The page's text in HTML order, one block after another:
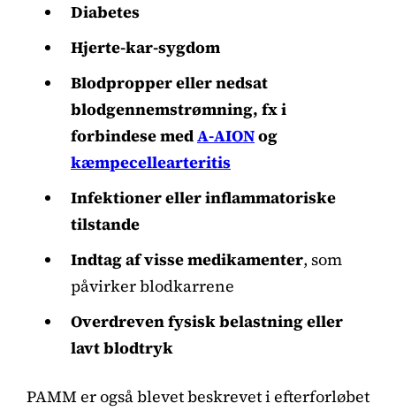
Diabetes
Hjerte-kar-sygdom
Blodpropper eller nedsat
blodgennemstrømning, fx i
forbindese medA-AIONog
kæmpecellearteritis
Infektioner eller inflammatoriske
tilstande
Indtag af visse medikamenter, som
påvirker blodkarrene
Overdreven fysisk belastning eller
lavt blodtryk
PAMM er også blevet beskrevet i efterforløbet